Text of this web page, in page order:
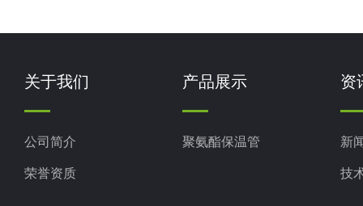
关于我们
公司简介
荣誉资质
产品展示
聚氨酯保温管
资
新
技